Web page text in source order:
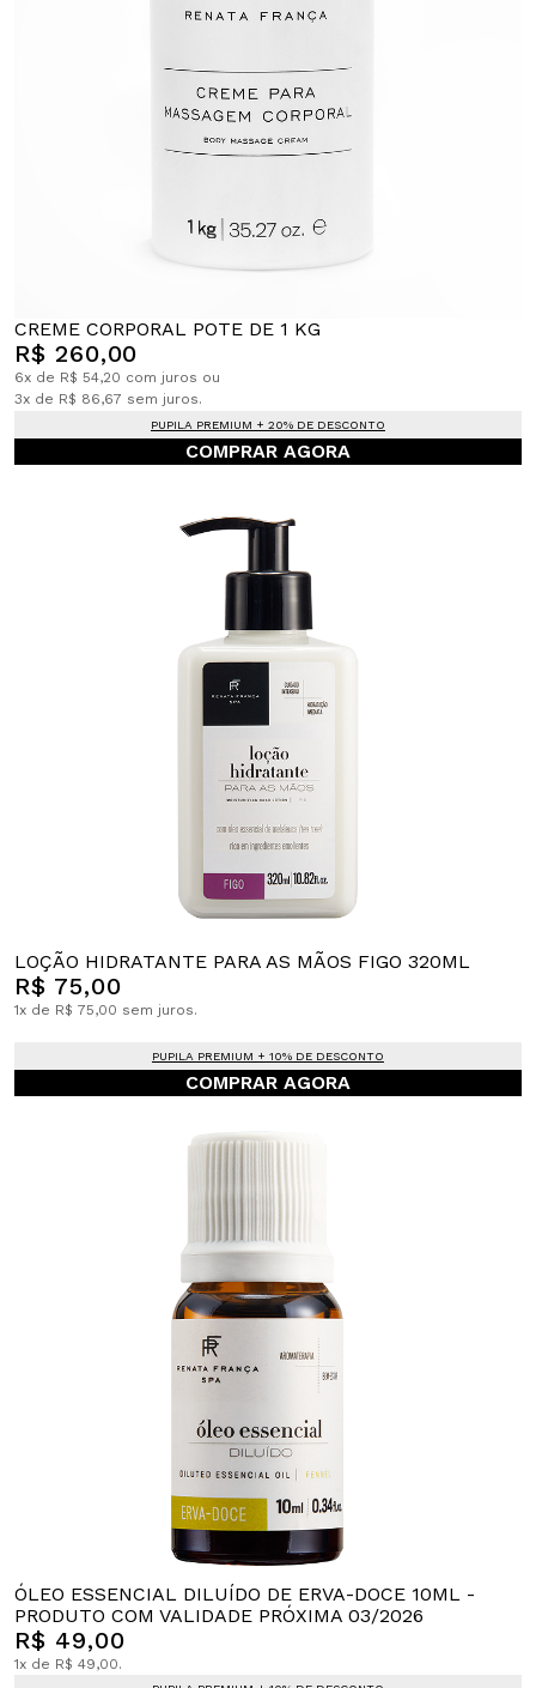
CREME CORPORAL POTE DE 1 KG
R$ 260,00
6x de R$ 54,20 com juros ou
3x de R$ 86,67 sem juros.
PUPILA PREMIUM + 20% DE DESCONTO
COMPRAR AGORA
LOÇÃO HIDRATANTE PARA AS MÃOS FIGO 320ML
R$ 75,00
1x de R$ 75,00 sem juros.
PUPILA PREMIUM + 10% DE DESCONTO
COMPRAR AGORA
ÓLEO ESSENCIAL DILUÍDO DE ERVA-DOCE 10ML -
PRODUTO COM VALIDADE PRÓXIMA 03/2026
R$ 49,00
1x de R$ 49,00.